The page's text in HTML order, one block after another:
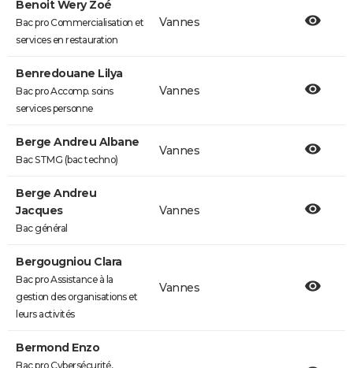
Benoit Wery Zoé
Bac pro Commercialisation et
services en restauration
Vannes
Benredouane Lilya
Bac pro Accomp. soins
services personne
Vannes
Berge Andreu Albane
Bac STMG (bac techno)
Vannes
Berge Andreu
Jacques
Bac général
Vannes
Bergougniou Clara
Bac pro Assistance à la
gestion des organisations et
leurs activités
Vannes
Bermond Enzo
Bac pro Cybersécurité,